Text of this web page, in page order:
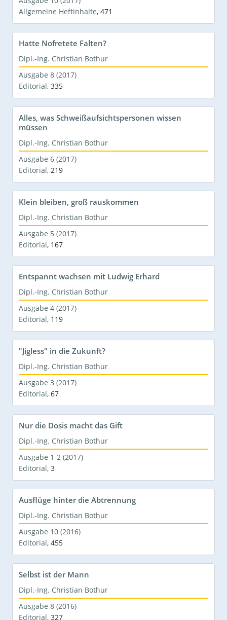
Allgemeine Heftinhalte, 471
Hatte Nofretete Falten?
Dipl.-Ing. Christian Bothur
Ausgabe 8 (2017)
Editorial, 335
Alles, was Schweißaufsichtspersonen wissen
müssen
Dipl.-Ing. Christian Bothur
Ausgabe 6 (2017)
Editorial, 219
Klein bleiben, groß rauskommen
Dipl.-Ing. Christian Bothur
Ausgabe 5 (2017)
Editorial, 167
Entspannt wachsen mit Ludwig Erhard
Dipl.-Ing. Christian Bothur
Ausgabe 4 (2017)
Editorial, 119
"Jigless" in die Zukunft?
Dipl.-Ing. Christian Bothur
Ausgabe 3 (2017)
Editorial, 67
Nur die Dosis macht das Gift
Dipl.-Ing. Christian Bothur
Ausgabe 1-2 (2017)
Editorial, 3
Ausflüge hinter die Abtrennung
Dipl.-Ing. Christian Bothur
Ausgabe 10 (2016)
Editorial, 455
Selbst ist der Mann
Dipl.-Ing. Christian Bothur
Ausgabe 8 (2016)
Editorial, 327